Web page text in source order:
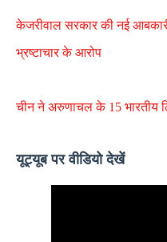
केजरीवाल सरकार की नई
भ्रष्टाचार के आरोप
चीन ने अरुणाचल के 15 भारतीय
यूट्यूब पर वीडियो देखें